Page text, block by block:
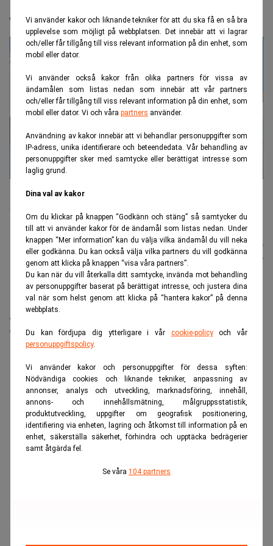
Vi använder kakor och liknande tekniker för att du ska få en så bra
upplevelse som möjligt på webbplatsen. Det innebär att vi lagrar
och/eller får tillgång till viss relevant information på din enhet, som
mobil eller dator.
Vi använder också kakor från olika partners för vissa av
ändamålen som listas nedan som innebär att vår partners
och/eller får tillgång till viss relevant information på din enhet, som
mobil eller dator. Vi och våra partners använder.
Användning av kakor innebär att vi behandlar personuppgifter som
IP-adress, unika identifierare och beteendedata. Vår behandling av
personuppgifter sker med samtycke eller berättigat intresse som
laglig grund.
Dina val av kakor
Om du klickar på knappen “Godkänn och stäng” så samtycker du
till att vi använder kakor för de ändamål som listas nedan. Under
knappen “Mer information” kan du välja vilka ändamål du vill neka
eller godkänna. Du kan också välja vilka partners du vill godkänna
genom att klicka på knappen “visa våra partners”.
Du kan när du vill återkalla ditt samtycke, invända mot behandling
av personuppgifter baserat på berättigat intresse, och justera dina
val när som helst genom att klicka på “hantera kakor” på denna
webbplats.
Du kan fördjupa dig ytterligare i vår cookie-policyoch vår
personuppgiftspolicy.
Vi använder kakor och personuppgifter för dessa syften:
Nödvändiga cookies och liknande tekniker, anpassning av
annonser, analys och utveckling, marknadsföring, innehåll,
annons- och innehållsmätning, målgruppsstatistik,
produktutveckling, uppgifter om geografisk positionering,
identifiering via enheten, lagring och åtkomst till information på en
enhet, säkerställa säkerhet, förhindra och upptäcka bedrägerier
samt åtgärda fel.
Se våra 104 partners
Trumps lyxplan
renoverats för omkring 3,8 miljarder kronor. Gåvan har väckt etiska
och säkerhetsmässiga farhågor. Foto: Julia Demaree
Nikhinson/AP/TT
Nyhetsbyrån
TT
Publicerad:11 juli 2026
Uppdaterad:11 juli 2026
När president Trump åkte hem från Natomötet i
Ankara i veckan reste han med ett äldre Air Force
One-plan, inte det skänkta flygplan från Qatar som
han kom dit med.
ANNONS